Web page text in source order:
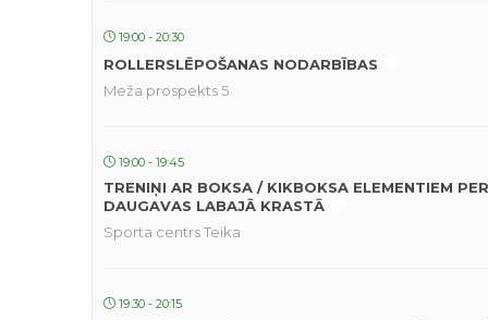
19:00 - 20:30
ROLLERSLĒPOŠANAS NODARBĪBAS
Meža prospekts 5
19:00 - 19:45
TRENIŅI AR BOKSA / KIKBOKSA ELEMENTIEM
DAUGAVAS LABAJĀ KRASTĀ
Sporta centrs Teika
19:30 - 20:15